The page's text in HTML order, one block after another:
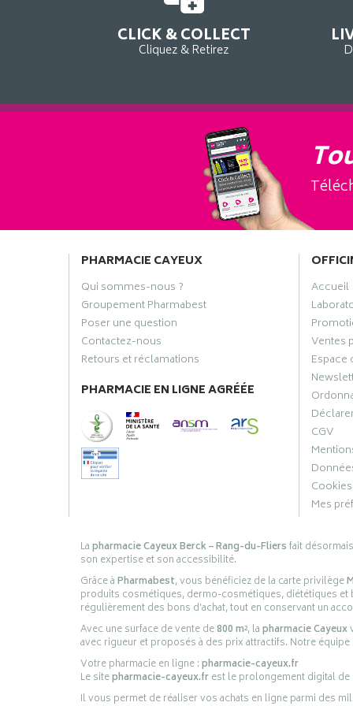
CLICK & COLLECT
Cliquez & Retirez
PHARMACIE CAYEUX
Qui sommes-nous ?
Groupement Pharmabest
Poser une question
Contactez-nous
Retours et réclamations
PHARMACIE EN LIGNE AGRÉÉE
Accueil
Ventes
Espace
CGV
Cookies
Mes
Lapharmacie Cayeux Berck – Rang-du-Fliersfait
son expertise et son accessibilité.
Grâce àPharmabest, vous bénéficiez de la carte privilège
produits cosmétiques, dermo-cosmétiques, diététiques
régulièrement des bons d’achat, tout en conservant un
Avec une surface de vente de800 m², lapharmacie Cayeux
avec rigueur et proposés à des prix attractifs. Notre
Votre pharmacie en ligne :pharmacie-cayeux.fr
Le sitepharmacie-cayeux.frest le prolongement digital de
Il vous permet de réaliser vos achats en ligne parmi des